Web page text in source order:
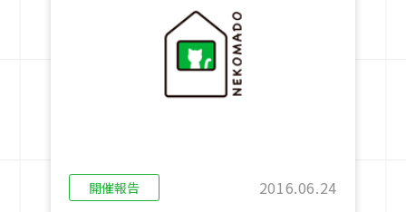
開催報告
2016.06.24